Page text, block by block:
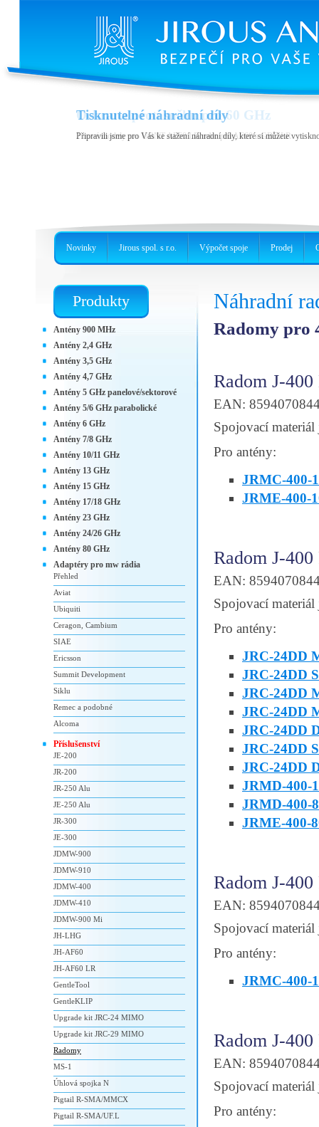
Tisknutelné náhradní díly
Připravili jsme pro Vás ke stažení náhradní díly, které si můžete
Náhradní
Radomy pro
Radom J-
EAN:
Spojovací materiál
Pro antény:
JRMC-400-
JRME-400-
Radom J-400
EAN:
Spojovací materiál
Pro antény:
JRC-24DD
JRC-24DD
JRC-24DD
JRC-24DD
JRC-24DD
JRC-24DD
JRC-24DD
JRMD-400-
JRMD-400-
JRME-400-
Radom J-400
EAN:
Spojovací materiál
Pro antény:
JRMC-400-
Radom J-400
EAN:
Spojovací materiál
Pro antény:
Produkty
Antény 900 MHz
Antény 2,4 GHz
Antény 3,5 GHz
Antény 4,7 GHz
Antény 5 GHz panelové/sektorové
Antény 5/6 GHz parabolické
Antény 6 GHz
Antény 7/8 GHz
Antény 10/11 GHz
Antény 13 GHz
Antény 15 GHz
Antény 17/18 GHz
Antény 23 GHz
Antény 24/26 GHz
Antény 80 GHz
Adaptéry pro mw rádia
Přehled
Aviat
Ubiquiti
Ceragon, Cambium
SIAE
Ericsson
Summit Development
Siklu
Remec a podobné
Alcoma
Příslušenství
JE-200
JR-200
JR-250 Alu
JE-250 Alu
JR-300
JE-300
JDMW-900
JDMW-910
JDMW-400
JDMW-410
JDMW-900 Mi
JH-LHG
JH-AF60
JH-AF60 LR
GentleTool
GentleKLIP
Upgrade kit JRC-24 MIMO
Upgrade kit JRC-29 MIMO
Radomy
MS-1
Úhlová spojka N
Pigtail R-SMA/MMCX
Pigtail R-SMA/UF.L
Novinky Jirous spol. s r.o. Výpočet spoje Prodej